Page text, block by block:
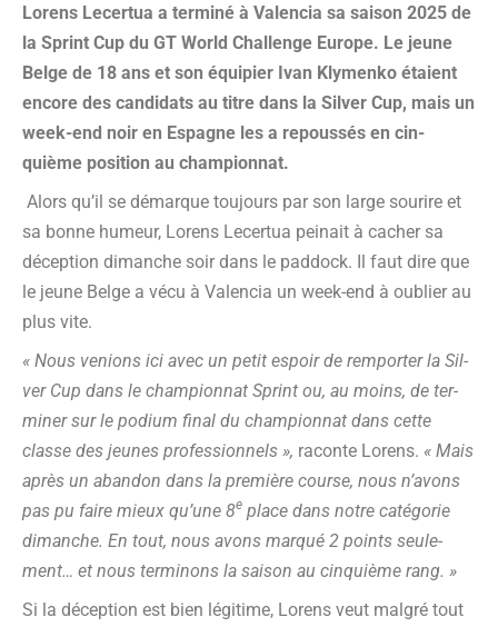
Lorens Lecer­tua a ter­mi­né à Valen­cia sa sai­son 2025 de
la Sprint Cup du GT World Chal­lenge Europe. Le jeune
Belge de 18 ans et son équi­pier Ivan Kly­men­ko étaient
encore des can­di­dats au titre dans la Sil­ver Cup, mais un
week-end noir en Espagne les a repous­sés en cin­
quième posi­tion au championnat.
Alors qu’il se démarque tou­jours par son large sou­rire et
sa bonne humeur, Lorens Lecer­tua pei­nait à cacher sa
décep­tion dimanche soir dans le pad­dock. Il faut dire que
le jeune Belge a vécu à Valen­cia un week-end à oublier au
plus vite.
« Nous venions ici avec un petit espoir de rem­por­ter la Sil­
ver Cup dans le cham­pion­nat Sprint ou, au moins, de ter­
mi­ner sur le podium final du cham­pion­nat dans cette
classe des jeunes pro­fes­sion­nels », raconte Lorens. « Mais
après un aban­don dans la pre­mière course, nous n’avons
pas pu faire mieux qu’une 8e place dans notre caté­go­rie
dimanche. En tout, nous avons mar­qué 2 points seule­
ment… et nous ter­mi­nons la sai­son au cin­quième rang. »
Si la décep­tion est bien légi­time, Lorens veut mal­gré tout